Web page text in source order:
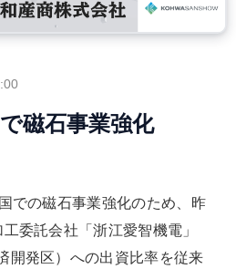
磁石事業強化
での磁石事業強化のため、昨
委託会社「浙江愛智機電」
開発区）への出資比率を従来